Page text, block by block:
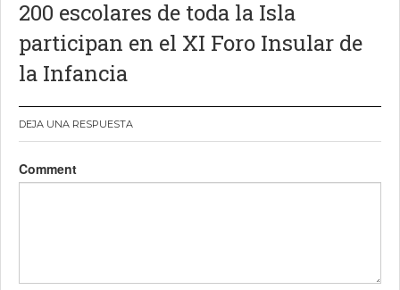
200 escolares de toda la Isla
participan en el XI Foro Insular de
la Infancia
DEJA UNA RESPUESTA
Comment